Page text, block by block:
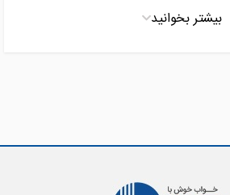
بیشتر بخوانید